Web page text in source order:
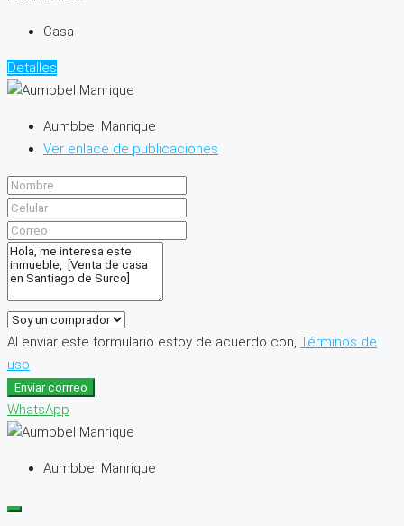
Casa
Detalles
Aumbbel Manrique
Ver enlace de publicaciones
Al enviar este formulario estoy de acuerdo con, Términos de
uso
Enviar corrreo
WhatsApp
Aumbbel Manrique